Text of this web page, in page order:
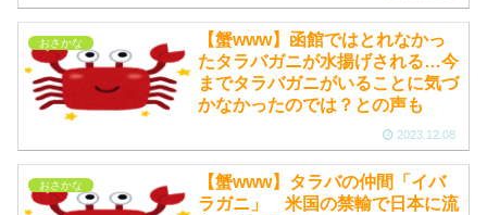
おさかな
【蟹www】函館ではとれなかっ
たタラバガニが水揚げされる…今
までタラバガニがいることに気づ
かなかったのでは？との声も
2023.12.08
おさかな
【蟹www】タラバの仲間「イバ
ラガニ」 米国の禁輸で日本に流